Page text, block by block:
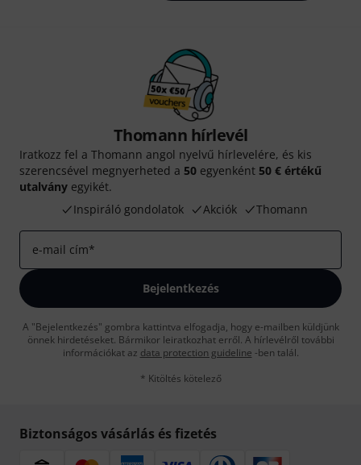
Thomann hírlevél
Iratkozz fel a Thomann angol nyelvű hírlevelére, és kis
szerencsével megnyerheted a 50 egyenként 50 € értékű
utalvány egyikét.
Inspiráló gondolatok
Akciók Thomann
e-mail cím*
Bejelentkezés
A "Bejelentkezés" gombra kattintva elfogadja, hogy e-mailben küldjünk
önnek hirdetéseket. Bármikor leiratkozhat erről. A hírlevélről további
információkat az data protection guideline -ben talál.
* Kitöltés kötelező
Biztonságos vásárlás és fizetés